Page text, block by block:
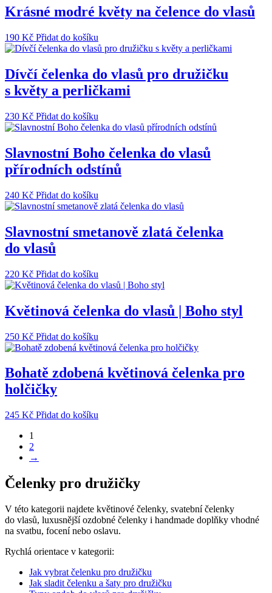
Krásné modré květy na čelence do vlasů
190 Kč Přidat do košíku
Dívčí čelenka do vlasů pro družičku
s květy a perličkami
230 Kč Přidat do košíku
Slavnostní Boho čelenka do vlasů
přírodních odstínů
240 Kč Přidat do košíku
Slavnostní smetanově zlatá čelenka
do vlasů
220 Kč Přidat do košíku
Květinová čelenka do vlasů | Boho styl
250 Kč Přidat do košíku
Bohatě zdobená květinová čelenka pro
holčičky
245 Kč Přidat do košíku
1
2
→
Čelenky pro družičky
V této kategorii najdete květinové čelenky, svatební čelenky
do vlasů, luxusnější ozdobné čelenky i handmade doplňky vhodné
na svatbu, focení nebo oslavu.
Rychlá orientace v kategorii:
Jak vybrat čelenku pro družičku
Jak sladit čelenku a šaty pro družičku